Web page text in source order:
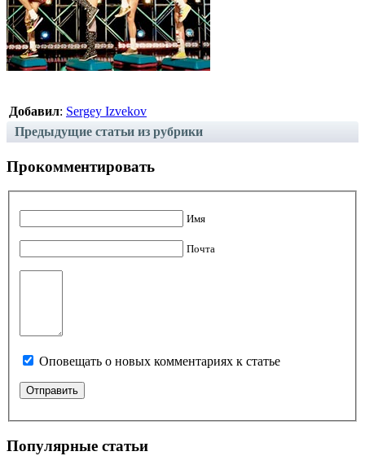
Добавил: Sergey Izvekov
Предыдущие статьи из рубрики
Прокомментировать
Имя
Почта
Оповещать о новых комментариях к статье
Популярные статьи